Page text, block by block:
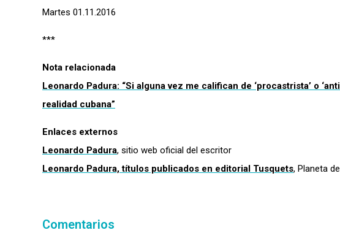
Martes 01.11.2016
***
Nota relacionada
Leonardo Padura: “Si alguna vez me califican de ‘procastrista’ o
realidad cubana”
Enlaces externos
Leonardo Padura, sitio web oficial del escritor
Leonardo Padura, títulos publicados en editorial Tusquets, Planeta
Comentarios